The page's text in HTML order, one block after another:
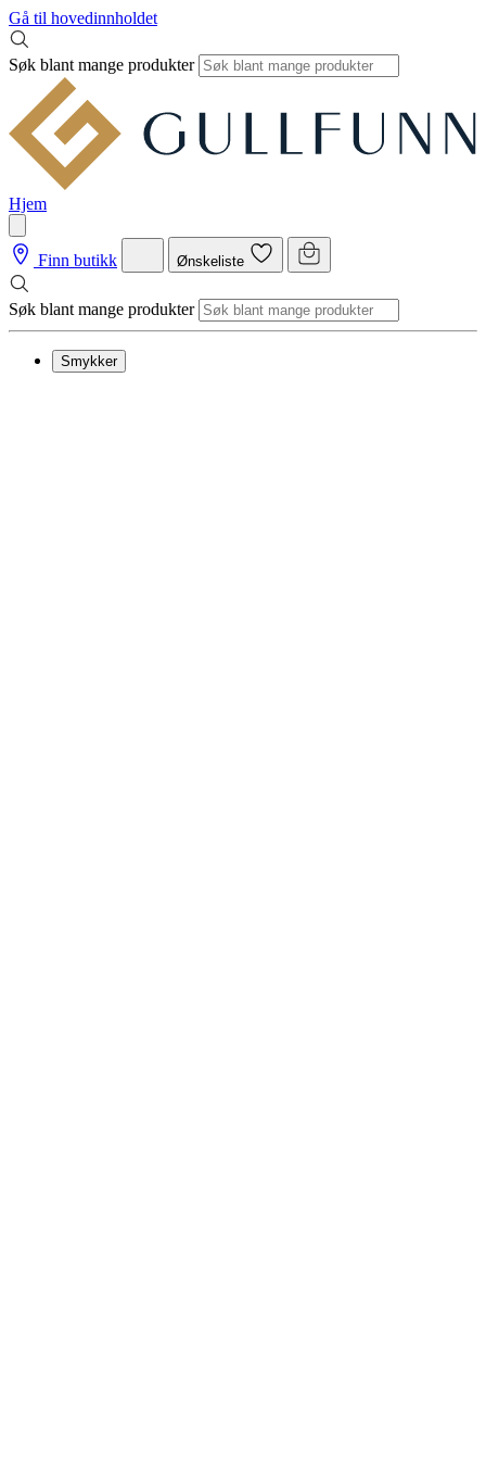
Gå til hovedinnholdet
Søk blant mange produkter
Hjem
Finn butikk Ønskeliste
Søk blant mange produkter
Smykker